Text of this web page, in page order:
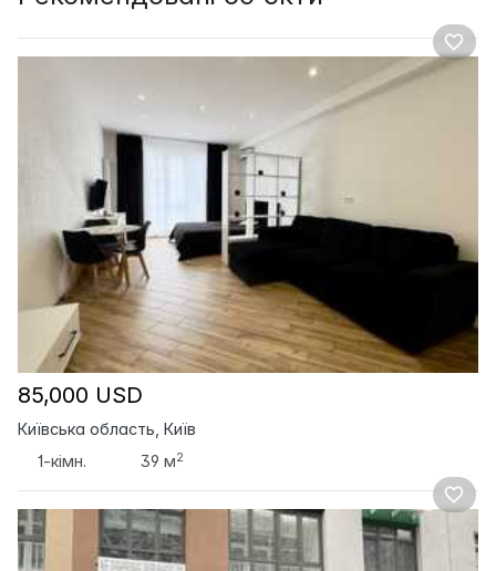
85,000 USD
Київська область, Київ
1-кімн.
39 м2